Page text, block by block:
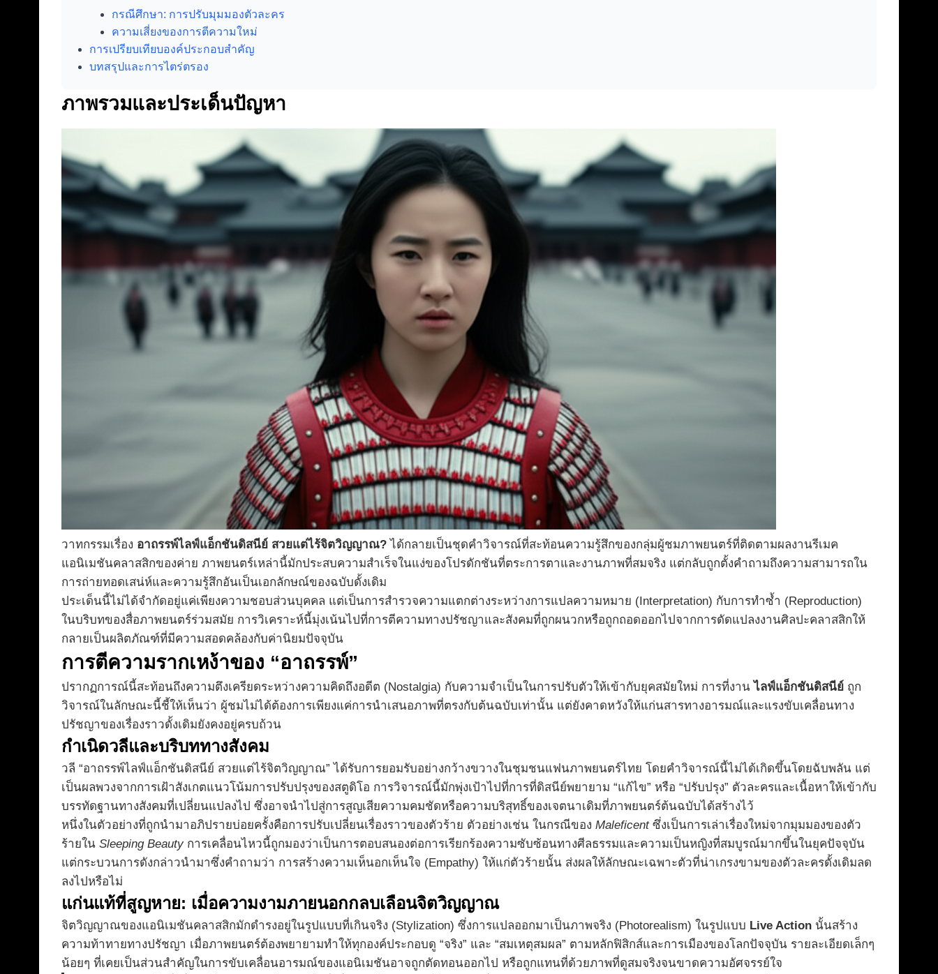
กรณีศึกษา: การปรับมุมมองตัวละคร
ความเสี่ยงของการตีความใหม่
การเปรียบเทียบองค์ประกอบสำคัญ
บทสรุปและการไตร่ตรอง
ภาพรวมและประเด็นปัญหา
วาทกรรมเรื่อง อาถรรพ์ไลฟ์แอ็กชันดิสนีย์ สวยแต่ไร้จิตวิญญาณ? ได้กลายเป็นชุดคำวิจารณ์ที่สะท้อนความรู้สึกของกลุ่มผู้ชมภาพยนตร์ที่ติดตามผลงานรีเมค
แอนิเมชันคลาสสิกของค่าย ภาพยนตร์เหล่านี้มักประสบความสำเร็จในแง่ของโปรดักชันที่ตระการตาและงานภาพที่สมจริง แต่กลับถูกตั้งคำถามถึงความสามารถใน
การถ่ายทอดเสน่ห์และความรู้สึกอันเป็นเอกลักษณ์ของฉบับดั้งเดิม
ประเด็นนี้ไม่ได้จำกัดอยู่แค่เพียงความชอบส่วนบุคคล แต่เป็นการสำรวจความแตกต่างระหว่างการแปลความหมาย (Interpretation) กับการทำซ้ำ (Reproduction)
ในบริบทของสื่อภาพยนตร์ร่วมสมัย การวิเคราะห์นี้มุ่งเน้นไปที่การตีความทางปรัชญาและสังคมที่ถูกผนวกหรือถูกถอดออกไปจากการดัดแปลงงานศิลปะคลาสสิกให้
กลายเป็นผลิตภัณฑ์ที่มีความสอดคล้องกับค่านิยมปัจจุบัน
การตีความรากเหง้าของ “อาถรรพ์”
ปรากฏการณ์นี้สะท้อนถึงความตึงเครียดระหว่างความคิดถึงอดีต (Nostalgia) กับความจำเป็นในการปรับตัวให้เข้ากับยุคสมัยใหม่ การที่งานไลฟ์แอ็กชันดิสนีย์ ถูก
วิจารณ์ในลักษณะนี้ชี้ให้เห็นว่า ผู้ชมไม่ได้ต้องการเพียงแค่การนำเสนอภาพที่ตรงกับต้นฉบับเท่านั้น แต่ยังคาดหวังให้แก่นสารทางอารมณ์และแรงขับเคลื่อนทาง
ปรัชญาของเรื่องราวดั้งเดิมยังคงอยู่ครบถ้วน
กำเนิดวลีและบริบททางสังคม
วลี “อาถรรพ์ไลฟ์แอ็กชันดิสนีย์ สวยแต่ไร้จิตวิญญาณ” ได้รับการยอมรับอย่างกว้างขวางในชุมชนแฟนภาพยนตร์ไทย โดยคำวิจารณ์นี้ไม่ได้เกิดขึ้นโดยฉับพลัน แต่
เป็นผลพวงจากการเฝ้าสังเกตแนวโน้มการปรับปรุงของสตูดิโอ การวิจารณ์นี้มักพุ่งเป้าไปที่การที่ดิสนีย์พยายาม “แก้ไข” หรือ “ปรับปรุง” ตัวละครและเนื้อหาให้เข้ากับ
บรรทัดฐานทางสังคมที่เปลี่ยนแปลงไป ซึ่งอาจนำไปสู่การสูญเสียความคมชัดหรือความบริสุทธิ์ของเจตนาเดิมที่ภาพยนตร์ต้นฉบับได้สร้างไว้
หนึ่งในตัวอย่างที่ถูกนำมาอภิปรายบ่อยครั้งคือการปรับเปลี่ยนเรื่องราวของตัวร้าย ตัวอย่างเช่น ในกรณีของ Maleficentซึ่งเป็นการเล่าเรื่องใหม่จากมุมมองของตัว
ร้ายใน Sleeping Beauty การเคลื่อนไหวนี้ถูกมองว่าเป็นการตอบสนองต่อการเรียกร้องความซับซ้อนทางศีลธรรมและความเป็นหญิงที่สมบูรณ์มากขึ้นในยุคปัจจุบัน
แต่กระบวนการดังกล่าวนำมาซึ่งคำถามว่า การสร้างความเห็นอกเห็นใจ (Empathy) ให้แก่ตัวร้ายนั้น ส่งผลให้ลักษณะเฉพาะตัวที่น่าเกรงขามของตัวละครดั้งเดิมลด
ลงไปหรือไม่
แก่นแท้ที่สูญหาย: เมื่อความงามภายนอกกลบเลือนจิตวิญญาณ
จิตวิญญาณของแอนิเมชันคลาสสิกมักดำรงอยู่ในรูปแบบที่เกินจริง (Stylization) ซึ่งการแปลออกมาเป็นภาพจริง (Photorealism) ในรูปแบบ Live Action นั้นสร้าง
ความท้าทายทางปรัชญา เมื่อภาพยนตร์ต้องพยายามทำให้ทุกองค์ประกอบดู “จริง” และ “สมเหตุสมผล” ตามหลักฟิสิกส์และการเมืองของโลกปัจจุบัน รายละเอียดเล็กๆ
น้อยๆ ที่เคยเป็นส่วนสำคัญในการขับเคลื่อนอารมณ์ของแอนิเมชันอาจถูกตัดทอนออกไป หรือถูกแทนที่ด้วยภาพที่ดูสมจริงจนขาดความอัศจรรย์ใจ